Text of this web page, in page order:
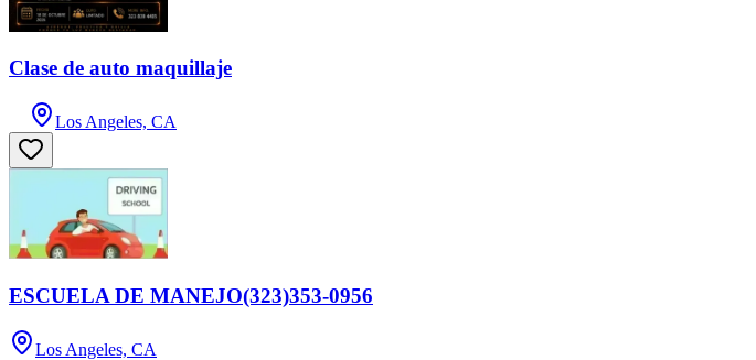
Clase de auto maquillaje
Los Angeles, CA
ESCUELA DE MANEJO(323)353-0956
Los Angeles, CA